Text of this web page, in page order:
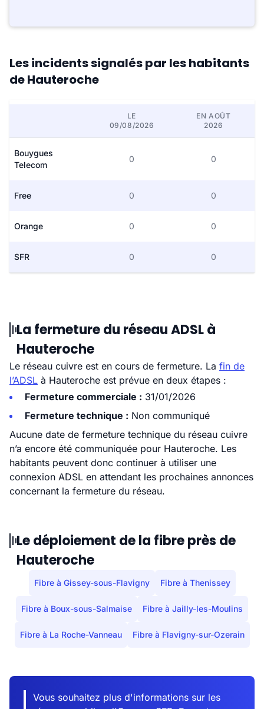
Les incidents signalés par les habitants
de Hauteroche
LE
09/08/2026
EN AOÛT
2026
Bouygues
Telecom
0 0
Free 0 0
Orange 0 0
SFR 0 0
La fermeture du réseau ADSL à
Hauteroche
Le réseau cuivre est en cours de fermeture. La fin de
l’ADSL à Hauteroche est prévue en deux étapes :
Fermeture commerciale : 31/01/2026
Fermeture technique : Non communiqué
Aucune date de fermeture technique du réseau cuivre
n’a encore été communiquée pour Hauteroche. Les
habitants peuvent donc continuer à utiliser une
connexion ADSL en attendant les prochaines annonces
concernant la fermeture du réseau.
Le déploiement de la fibre près de
Hauteroche
Fibre à Gissey-sous-Flavigny Fibre à Thenissey
Fibre à Boux-sous-Salmaise Fibre à Jailly-les-Moulins
Fibre à La Roche-Vanneau Fibre à Flavigny-sur-Ozerain
Vous souhaitez plus d'informations sur les